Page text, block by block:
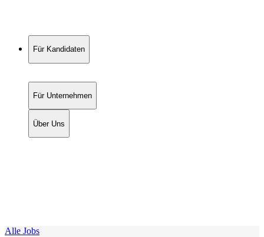
Für Kandidaten
Für Unternehmen
Über Uns
Alle Jobs